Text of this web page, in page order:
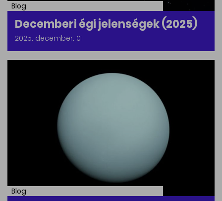
Blog
Decemberi égi jelenségek (2025)
2025. december. 01
Blog